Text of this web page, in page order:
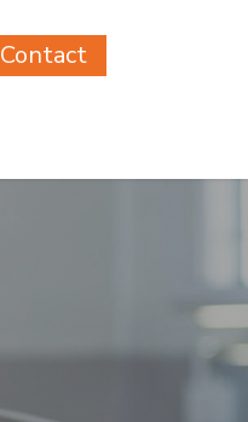
Contact